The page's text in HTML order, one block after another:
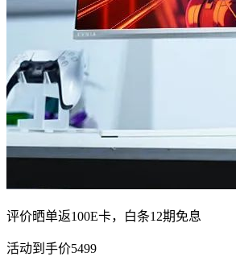
评价晒单返100E卡，白条12期免息
活动到手价5499